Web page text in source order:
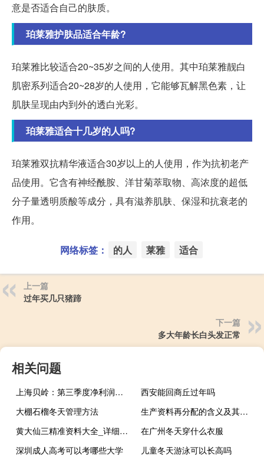
意是否适合自己的肤质。
珀莱雅护肤品适合年龄?
珀莱雅比较适合20~35岁之间的人使用。其中珀莱雅靓白
肌密系列适合20~28岁的人使用，它能够瓦解黑色素，让
肌肤呈现由内到外的透白光彩。
珀莱雅适合十几岁的人吗?
珀莱雅双抗精华液适合30岁以上的人使用，作为抗初老产
品使用。它含有神经酰胺、洋甘菊萃取物、高浓度的超低
分子量透明质酸等成分，具有滋养肌肤、保湿和抗衰老的
作用。
网络标签： 的人 莱雅 适合
上一篇
过年买几只猪蹄
下一篇
多大年龄长白头发正常
相关问题
上海贝岭：第三季度净利润亏损6734.28万元
西安能回商丘过年吗
大棚石榴冬天管理方法
生产资料再分配的含义及其作用
黄大仙三精准资料大全_详细解答解释落实_V88.92.91
在广州冬天穿什么衣服
深圳成人高考可以考哪些大学
儿童冬天游泳可以长高吗